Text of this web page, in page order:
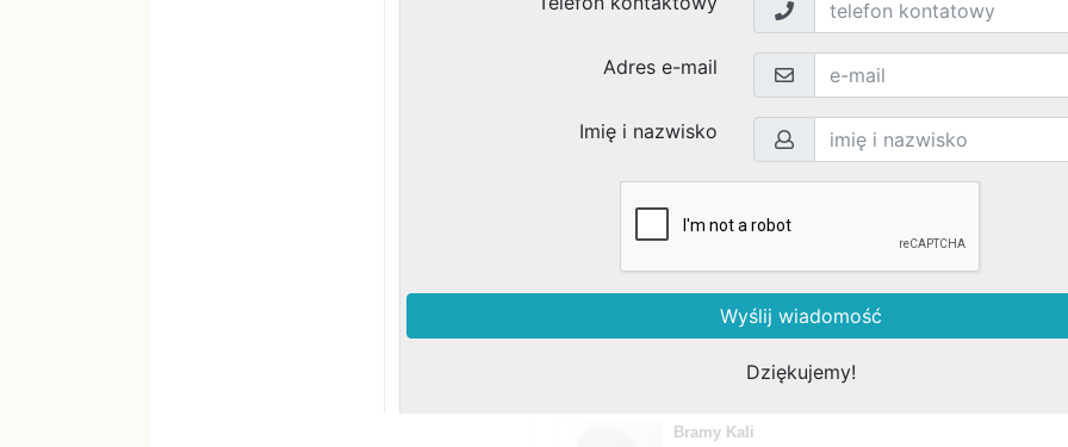
Bramy Kali
09-100
, woj.
Branże: Ogród Płońsk
Bramy Kali
Wolności 24 m. 27
Bramy Kali
Wolności 24 m. 27
Bramy Kali